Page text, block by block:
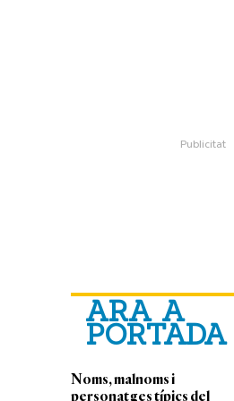
ARA A
PORTADA
Noms, malnoms i
personatges típics del